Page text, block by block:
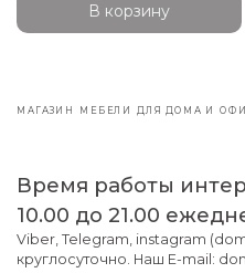
В корзину
МАГАЗИН
Время работы
10.00 до 21.00
Viber, Telegram, instagram
круглосуточно. Наш E-mail: